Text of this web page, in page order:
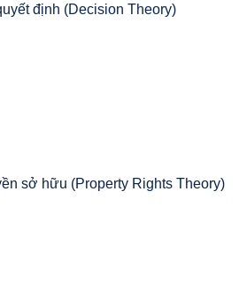
định (Decision Theory)
sở hữu (Property Rights Theory)